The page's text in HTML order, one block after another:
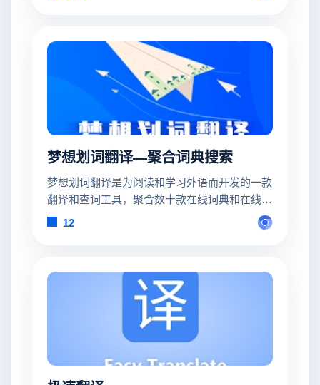
梦想划词翻译—聚合词典搜索
梦想划词翻译是为阅读和学习外语而开发的一款
翻译和查词工具，聚合数十款在线词典和在线翻
译。12